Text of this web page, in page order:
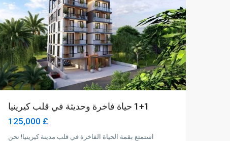
1+1 حياة فاخرة وحديثة في قلب كيرينيا
£ 125,000
استمتع بقمة الحياة الفاخرة في قلب مدينة كيرينيا! نحن